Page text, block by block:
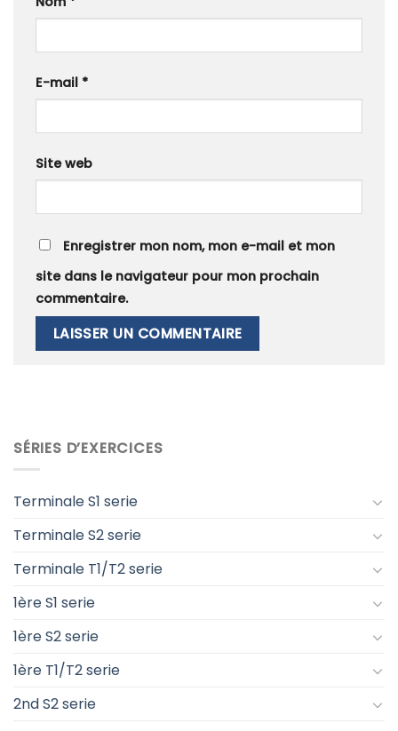
SÉRIES D’EXERCICES
Terminale S1 serie
Terminale S2 serie
Terminale T1/T2 serie
1ère S1 serie
1ère S2 serie
1ère T1/T2 serie
2nd S2 serie
E-mail *
Site web
Enregistrer mon nom, mon e-mail et mon
site dans le navigateur pour mon prochain
commentaire.